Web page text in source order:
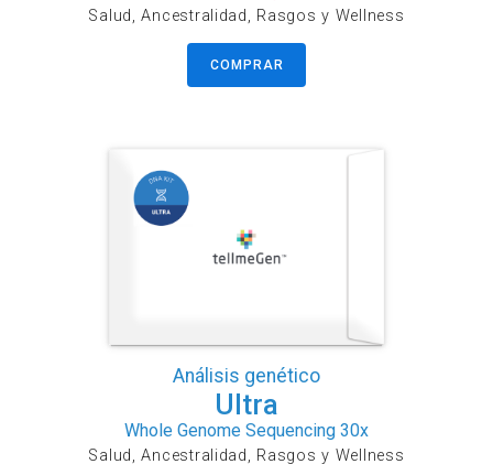
Salud, Ancestralidad, Rasgos y Wellness
COMPRAR
Análisis genético
Ultra
Whole Genome Sequencing 30x
Salud, Ancestralidad, Rasgos y Wellness